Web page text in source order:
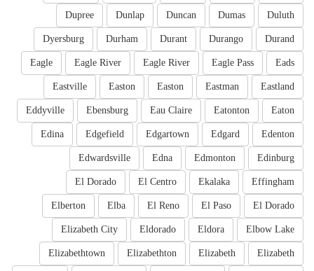
Duluth
Dumas
Duncan
Dunlap
Dupree
Durand
Durango
Durant
Durham
Dyersburg
Eads
Eagle Pass
Eagle River
Eagle River
Eagle
Eastland
Eastman
Easton
Easton
Eastville
Eaton
Eatonton
Eau Claire
Ebensburg
Eddyville
Edenton
Edgard
Edgartown
Edgefield
Edina
Edinburg
Edmonton
Edna
Edwardsville
Effingham
Ekalaka
El Centro
El Dorado
El Dorado
El Paso
El Reno
Elba
Elberton
Elbow Lake
Eldora
Eldorado
Elizabeth City
Elizabeth
Elizabeth
Elizabethton
Elizabethtown